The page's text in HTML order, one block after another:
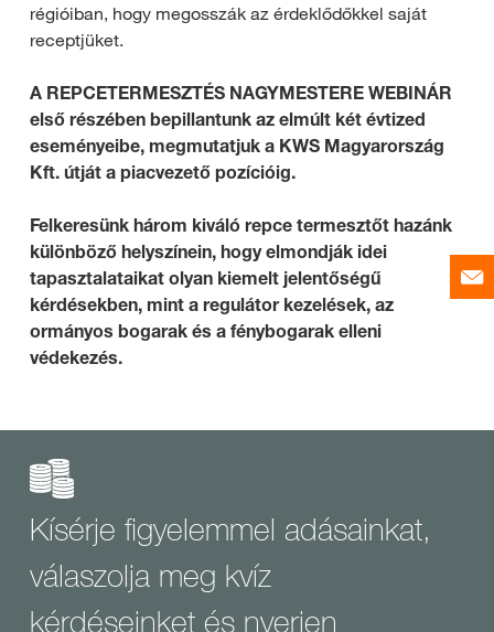
régióiban, hogy megosszák az érdeklődőkkel saját
receptjüket.
A REPCETERMESZTÉS NAGYMESTERE WEBINÁR
első részében bepillantunk az elmúlt két évtized
eseményeibe, megmutatjuk a KWS Magyarország
Kft. útját a piacvezető pozícióig.
Felkeresünk három kiváló repce termesztőt hazánk
különböző helyszínein, hogy elmondják idei
tapasztalataikat olyan kiemelt jelentőségű
kérdésekben, mint a regulátor kezelések, az
ormányos bogarak és a fénybogarak elleni
védekezés.
Kísérje figyelemmel adásainkat,
válaszolja meg kvíz
kérdéseinket és nyerjen